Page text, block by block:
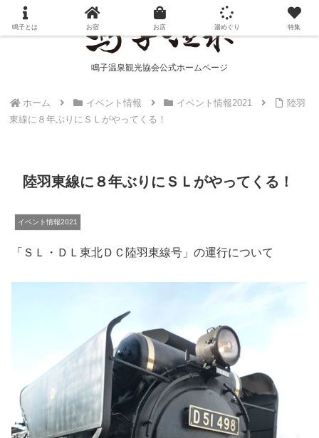
鳴子温泉観光協会公式ホームページ
ホーム イベント情報 イベント情報2021
陸羽
東線に８年ぶりにＳＬがやってくる！
陸羽東線に８年ぶりにＳＬがやってくる！
イベント情報2021
「ＳＬ・ＤＬ東北ＤＣ陸羽東線号」の運行について
鳴子とは お宿 お店 湯めぐり 特集